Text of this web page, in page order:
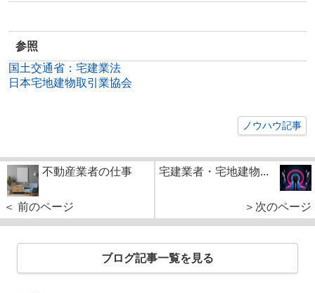
参照
国土交通省：宅建業法
日本宅地建物取引業協会
ノウハウ記事
不動産業者の仕事
＜ 前のページ
宅建業者・宅地建物...
＞次のページ
ブログ記事一覧を見る